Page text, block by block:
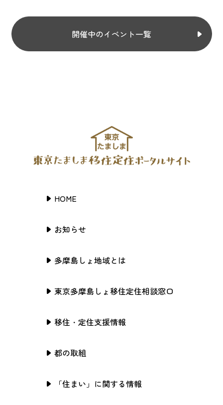
開催中のイベント一覧
HOME
お知らせ
多摩島しょ地域とは
東京多摩島しょ移住定住相談窓口
移住・定住支援情報
都の取組
「住まい」に関する情報